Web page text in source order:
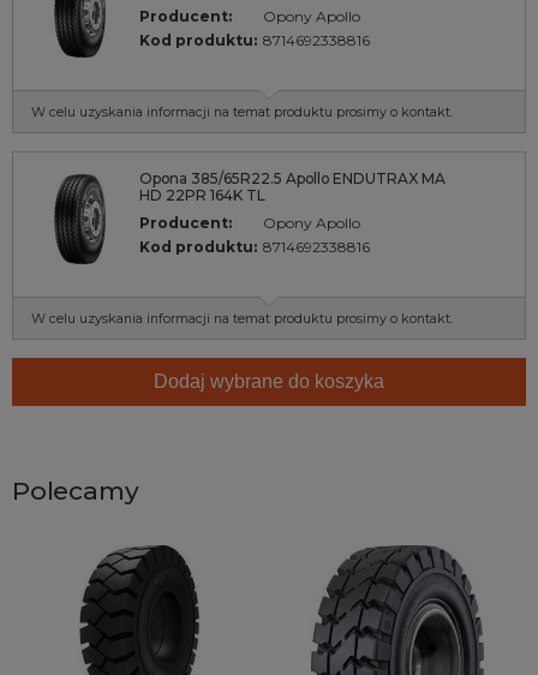
Producent:
Opony Apollo
Kod produktu: 8714692338816
W celu uzyskania informacji na temat produktu prosimy o kontakt.
Opona 385/65R22.5 Apollo ENDUTRAX MA
HD 22PR 164K TL
Producent:
Opony Apollo
Kod produktu: 8714692338816
W celu uzyskania informacji na temat produktu prosimy o kontakt.
Dodaj wybrane do koszyka
Polecamy